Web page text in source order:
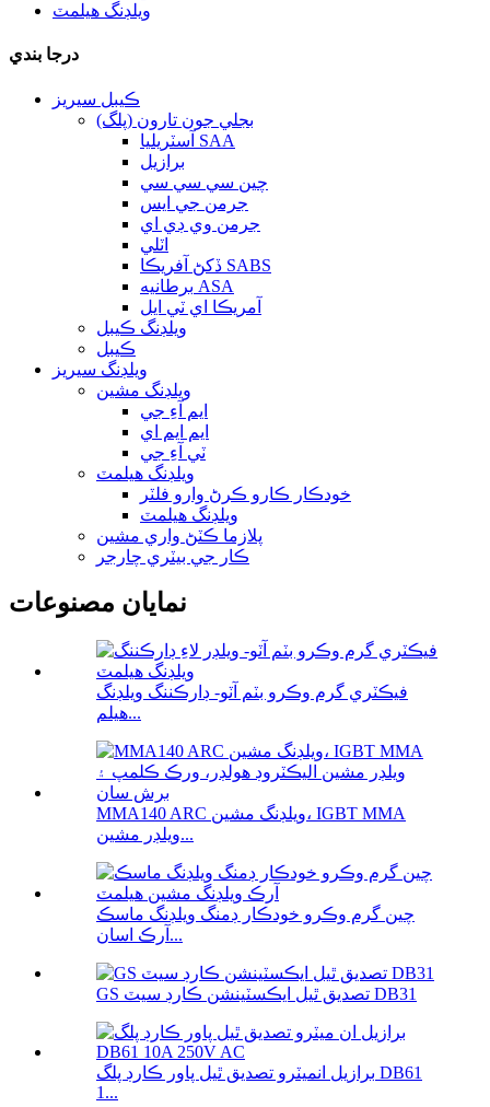
ويلڊنگ هيلمٽ
درجا بندي
ڪيبل سيريز
بجلي جون تارون (پلگ)
آسٽريليا SAA
برازيل
چين سي سي سي
جرمن جي ايس
جرمن وي ڊي اي
اٽلي
ڏکڻ آفريڪا SABS
برطانيه ASA
آمريڪا اي ٽي ايل
ويلڊنگ ڪيبل
ڪيبل
ويلڊنگ سيريز
ويلڊنگ مشين
ايم آءِ جي
ايم ايم اي
ٽي آءِ جي
ويلڊنگ هيلمٽ
خودڪار ڪارو ڪرڻ وارو فلٽر
ويلڊنگ هيلمٽ
پلازما ڪٽڻ واري مشين
ڪار جي بيٽري چارجر
نمايان مصنوعات
فيڪٽري گرم وڪرو بٽم آٽو- ڊارڪننگ ويلڊنگ
هيلم...
MMA140 ARC ويلڊنگ مشين، IGBT MMA
ويلڊر مشين...
چين گرم وڪرو خودڪار ڊمنگ ويلڊنگ ماسڪ
آرڪ اسان...
GS تصديق ٿيل ايڪسٽينشن ڪارڊ سيٽ DB31
برازيل انميٽرو تصديق ٿيل پاور ڪارڊ پلگ DB61
1...